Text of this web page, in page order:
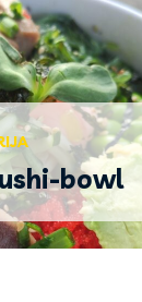
bowl